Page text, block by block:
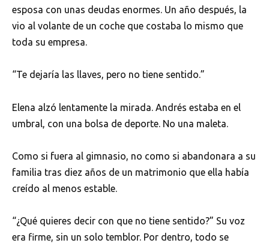
esposa con unas deudas enormes. Un año después, la
vio al volante de un coche que costaba lo mismo que
toda su empresa.
“Te dejaría las llaves, pero no tiene sentido.”
Elena alzó lentamente la mirada. Andrés estaba en el
umbral, con una bolsa de deporte. No una maleta.
Como si fuera al gimnasio, no como si abandonara a su
familia tras diez años de un matrimonio que ella había
creído al menos estable.
“¿Qué quieres decir con que no tiene sentido?” Su voz
era firme, sin un solo temblor. Por dentro, todo se